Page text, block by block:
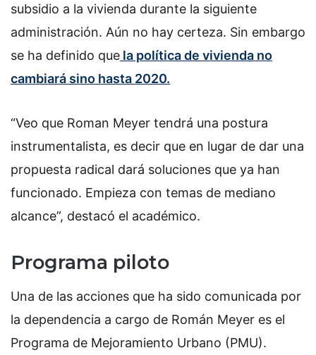
subsidio a la vivienda durante la siguiente
administración. Aún no hay certeza. Sin embargo
se ha definido que la política de vivienda no
cambiará sino hasta 2020.
“Veo que Roman Meyer tendrá una postura
instrumentalista, es decir que en lugar de dar una
propuesta radical dará soluciones que ya han
funcionado. Empieza con temas de mediano
alcance”, destacó el académico.
Programa piloto
Una de las acciones que ha sido comunicada por
la dependencia a cargo de Román Meyer es el
Programa de Mejoramiento Urbano (PMU).